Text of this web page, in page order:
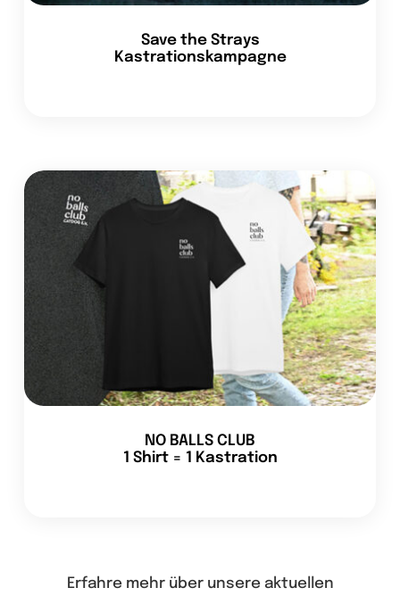
Erfahre mehr über unsere aktuellen
Save the Strays
Kastrationskampagne
NO BALLS CLUB
1 Shirt = 1 Kastration